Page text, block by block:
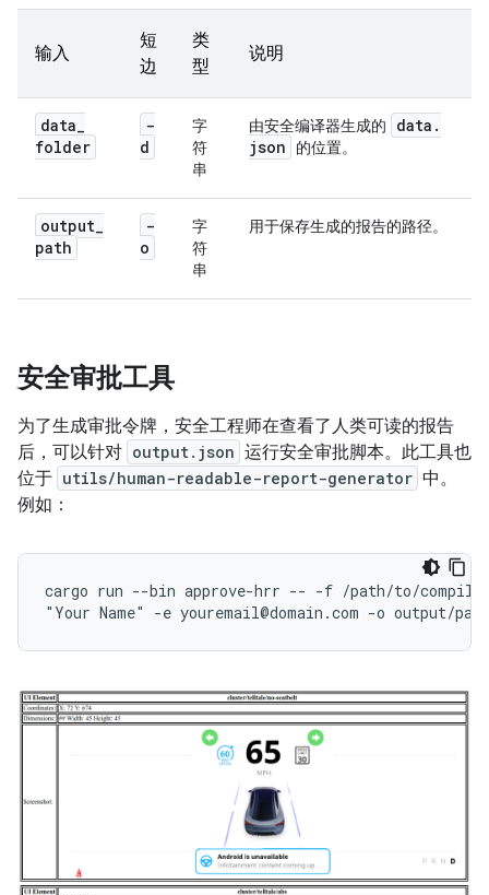
输入
短
边
类
型
说明
data_
folder
-
d
字
符
串
由安全编译器生成的 data .
json
的位置。
output_
path
-
o
字
符
串
用于保存生成的报告的路径。
安全审批工具
为了生成审批令牌，安全工程师在查看了人类可读的报告
后，可以针对 output.json 运行安全审批脚本。此工具也
位于 utils/human-readable-report-generator 中。
例如：
cargo run --bin approve-hrr -- -f /path/to/